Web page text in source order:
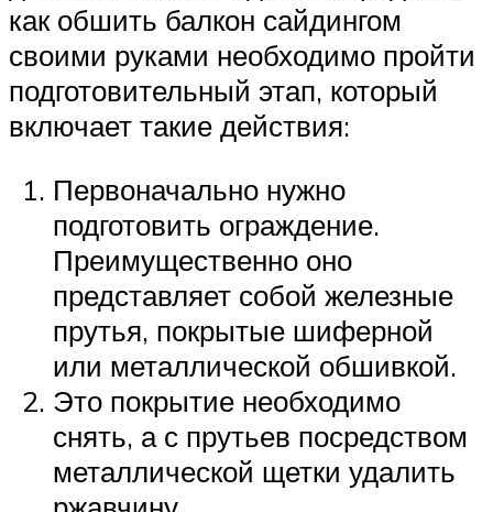
как обшить балкон сайдингом
своими руками необходимо пройти
подготовительный этап, который
включает такие действия:
Первоначально нужно
подготовить ограждение.
Преимущественно оно
представляет собой железные
прутья, покрытые шиферной
или металлической обшивкой.
Это покрытие необходимо
снять, а с прутьев посредством
металлической щетки удалить